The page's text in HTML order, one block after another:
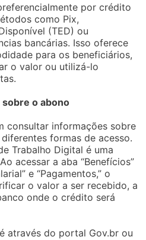
por crédito
como Pix,
(TED) ou
bancárias. Isso oferece
para os beneficiários,
o valor ou utilizá-lo
o abono
consultar informações sobre
formas de acesso.
Trabalho Digital é uma
acessar a aba “Benefícios”
e “Pagamentos,” o
o valor a ser recebido, a
onde o crédito será
através do portal Gov.br ou